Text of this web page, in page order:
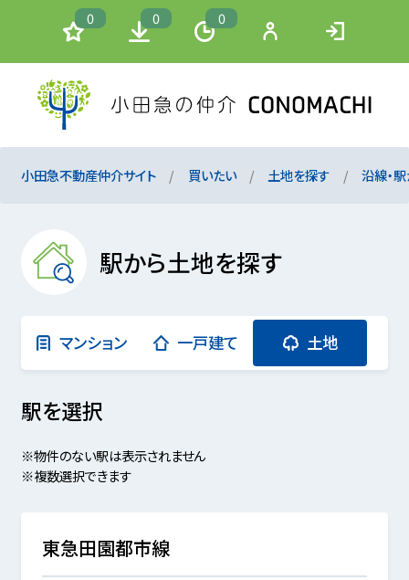
0 0 0
小田急不動産仲介サイト 買いたい 土地を探す 沿線・
駅から土地を探す
マンション 一戸建て 土地
駅を選択
※物件のない駅は表示されません
※複数選択できます
東急田園都市線